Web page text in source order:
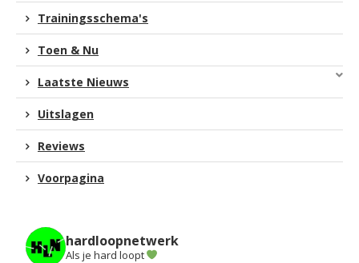
Trainingsschema's
Toen & Nu
Laatste Nieuws
Uitslagen
Reviews
Voorpagina
hardloopnetwerk
Als je hard loopt